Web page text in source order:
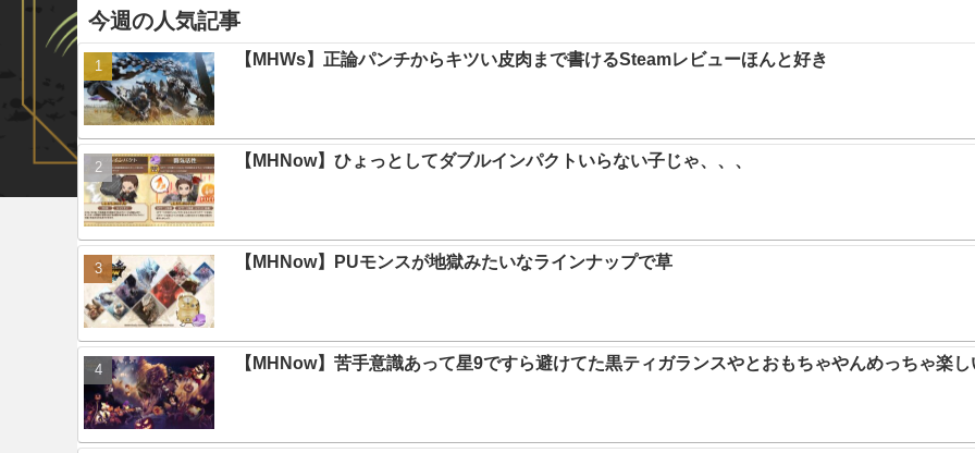
今週の人気記事
【MHWs】正論パンチからキツい皮肉まで書けるSteamレビューほんと好き
【MHNow】ひょっとしてダブルインパクトいらない子じゃ、、、
【MHNow】PUモンスが地獄みたいなラインナップで草
【MHNow】苦手意識あって星9ですら避けてた黒ティガランスやとおもちゃやんめっちゃ楽し